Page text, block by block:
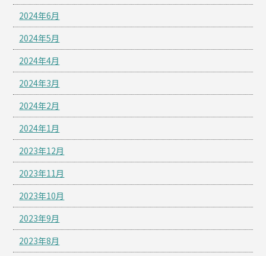
2024年6月
2024年5月
2024年4月
2024年3月
2024年2月
2024年1月
2023年12月
2023年11月
2023年10月
2023年9月
2023年8月